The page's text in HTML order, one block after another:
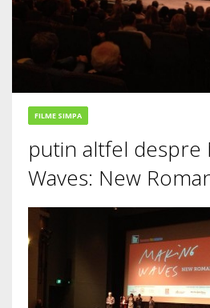
FILME SIMPA
putin altfel despre
Waves: New